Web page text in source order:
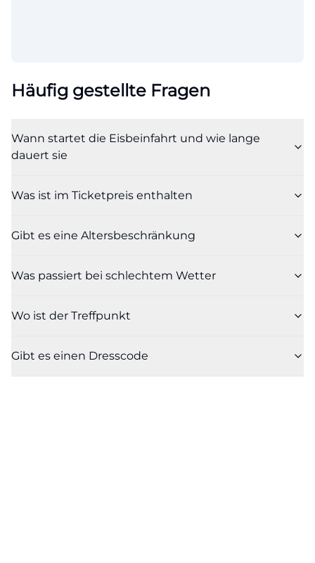
Häufig gestellte Fragen
Wann startet die Eisbeinfahrt und wie lange
dauert sie
Was ist im Ticketpreis enthalten
Gibt es eine Altersbeschränkung
Was passiert bei schlechtem Wetter
Wo ist der Treffpunkt
Gibt es einen Dresscode